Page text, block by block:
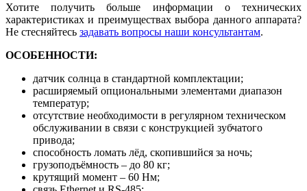
Хотите получить больше информации о технических
характеристиках и преимуществах выбора данного аппарата?
Не стесняйтесь задавать вопросы наши консультантам.
ОСОБЕННОСТИ:
датчик солнца в стандартной комплектации;
расширяемый опциональными элементами диапазон
температур;
отсутствие необходимости в регулярном техническом
обслуживании в связи с конструкцией зубчатого
привода;
способность ломать лёд, скопившийся за ночь;
грузоподъёмность – до 80 кг;
крутящий момент – 60 Нм;